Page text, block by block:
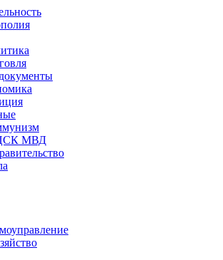
МВД